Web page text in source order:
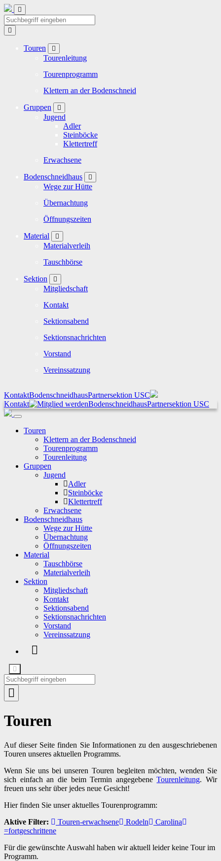
Touren
Tourenleitung
Tourenprogramm
Klettern an der Bodenschneid
Gruppen
Jugend
Adler
Steinböcke
Klettertreff
Erwachsene
Bodenschneidhaus
Wege zur Hütte
Übernachtung
Öffnungszeiten
Material
Materialverleih
Tauschbörse
Sektion
Mitgliedschaft
Kontakt
Sektionsabend
Sektionsnachrichten
Vorstand
Vereinssatzung
KontaktBodenschneidhausPartnersektion USC
Kontakt
BodenschneidhausPartnersektion USC
Touren
Klettern an der Bodenschneid
Tourenprogramm
Tourenleitung
Gruppen
Jugend
Adler
Steinböcke
Klettertreff
Erwachsene
Bodenschneidhaus
Wege zur Hütte
Übernachtung
Öffnungszeiten
Material
Tauschbörse
Materialverleih
Sektion
Mitgliedschaft
Kontakt
Sektionsabend
Sektionsnachrichten
Vorstand
Vereinssatzung
Touren
Auf dieser Seite finden Sie Informationen zu den ausgeschriebenen
Touren unseres aktuellen Programms.
Wenn Sie uns bei unseren Touren begleiten möchten, wenden Sie
sich einfach an die beim Termin angegebeneTourenleitung. Wir
freuen uns sehr über jedes neue Gesicht!
Hier finden Sie unser aktuelles Tourenprogramm:
Aktive Filter:
Touren-erwachsene Rodeln
Carolina
=fortgeschrittene
Für die gewünschte Auswahl haben wir aktuell leider keine Tour im
Programm.